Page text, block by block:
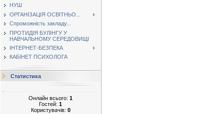
НУШ
ОРГАНІЗАЦІЯ ОСВІТНЬО...
Спроможність закладу...
ПРОТИДІЯ БУЛІНГУ У
НАВЧАЛЬНОМУ СЕРЕДОВИЩІ
ІНТЕРНЕТ-БЕЗПЕКА
КАБІНЕТ ПСИХОЛОГА
Статистика
Онлайн всього: 1
Гостей: 1
Користувачів: 0